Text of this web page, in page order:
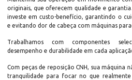
originais, que oferecem qualidade e
investe em custo-benefício, garantindo o
e evitando dor de cabeça com máquinas
Trabalhamos com componentes
desempenho e durabilidade em cada
Com peças de reposição CNH, sua máquina
tranquilidade para focar no que